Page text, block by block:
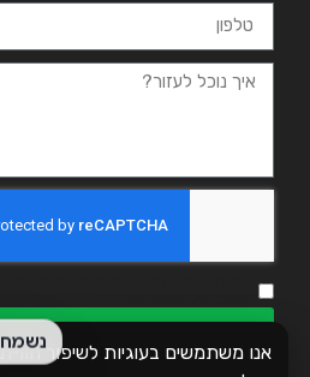
שליחה
אנו משתמשים בעוגיות לשיפור חוויית